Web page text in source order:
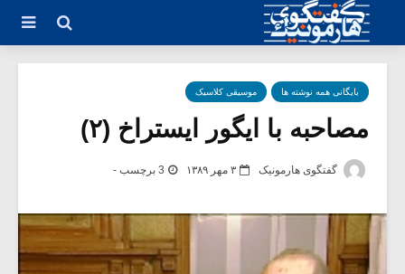
بایگانی همه نوشته ها موسیقی کلاسیک
مصاحبه با ایگور ایستراخ (۲)
گفتگوی هارمونیک ۳ مهر ۱۳۸۹ 3 برچسب -